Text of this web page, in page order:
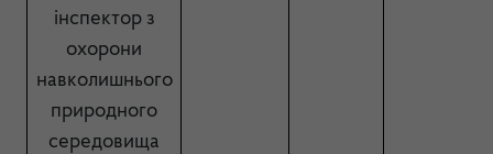
інспектор з
охорони
навколишнього
природного
середовища